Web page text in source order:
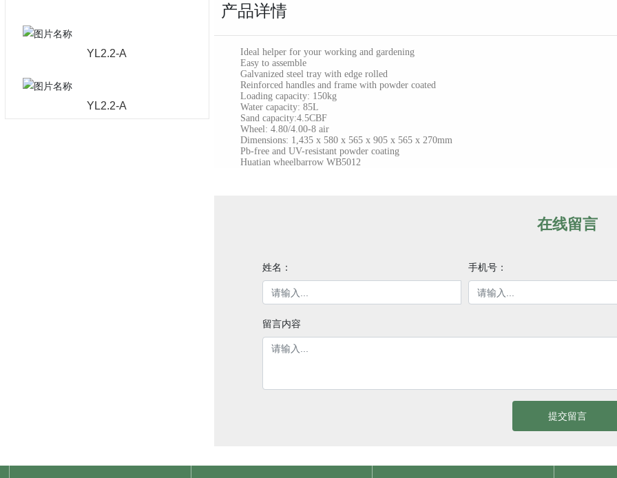
YL2.2-A
YL2.2-A
产品详情
Ideal helper for your working and gardening
Easy to assemble
Galvanized steel tray with edge rolled
Reinforced handles and frame with powder coated
Loading capacity: 150kg
Water capacity: 85L
Sand capacity:4.5CBF
Wheel: 4.80/4.00-8 air
Dimensions: 1,435 x 580 x 565 x 905 x 565 x 270mm
Pb-free and UV-resistant powder coating
Huatian wheelbarrow WB5012
在线留言
姓名： 手机号：
留言内容
提交留言